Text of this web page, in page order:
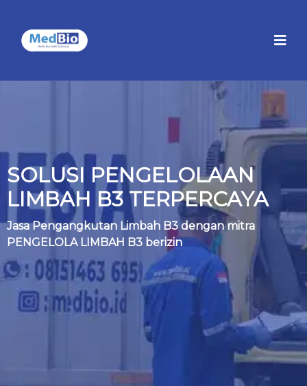
SOLUSI PENGELOLAAN
LIMBAH B3 TERPERCAYA
Jasa Pengangkutan Limbah B3 dengan mitra
PENGELOLA LIMBAH B3 berizin